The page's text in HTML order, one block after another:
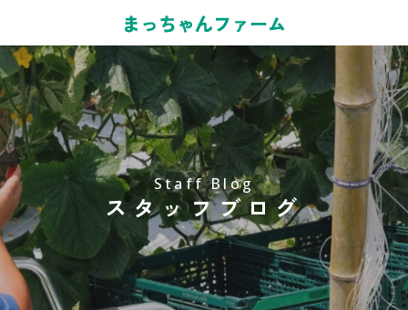
Staff Blog
スタッフブログ